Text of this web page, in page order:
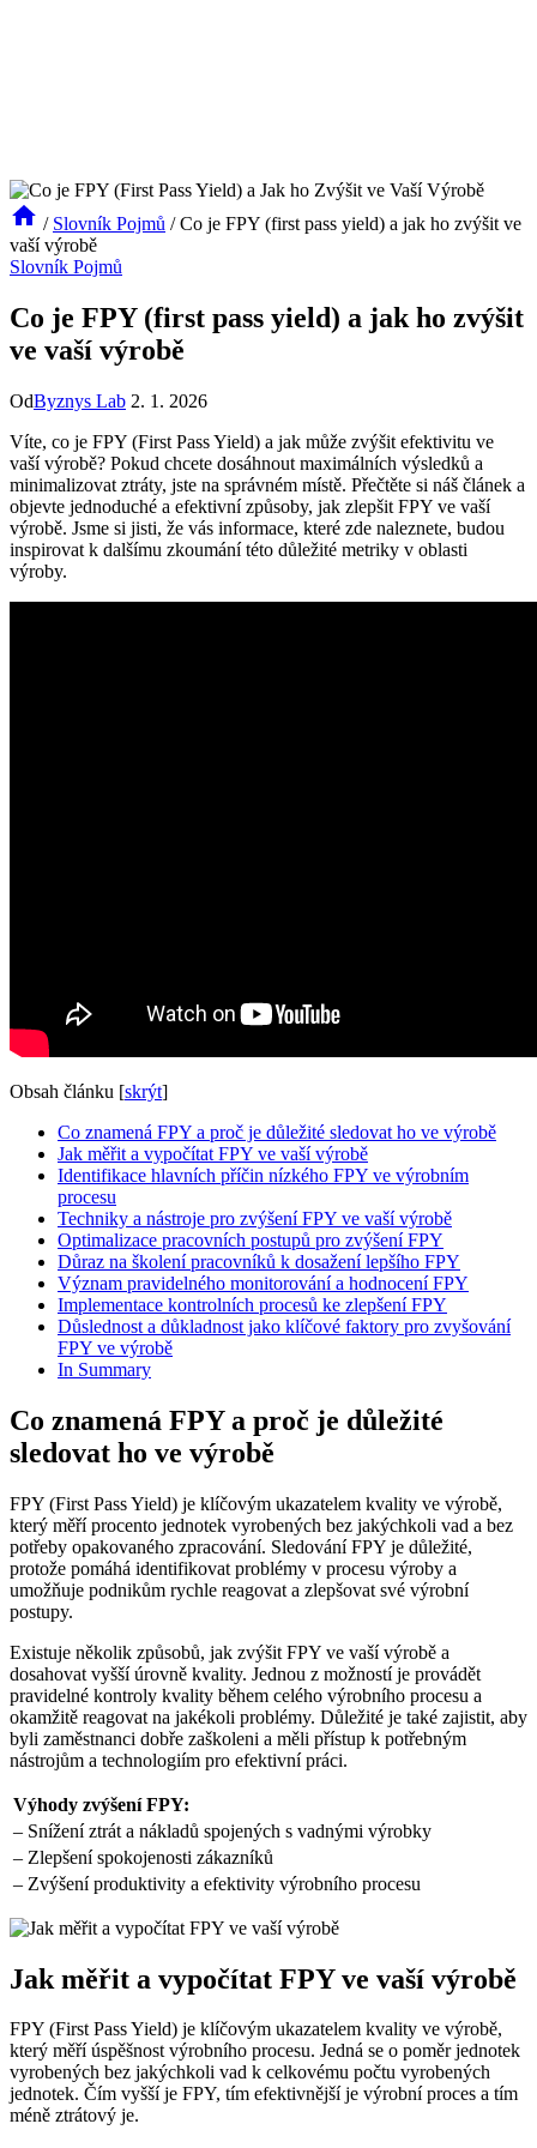
/ Slovník Pojmů / Co je FPY (first pass yield) a jak ho zvýšit ve
vaší výrobě
Slovník Pojmů
Co je FPY (first pass yield) a jak ho zvýšit
ve vaší výrobě
OdByznys Lab 2. 1. 2026
Víte, co je FPY (First Pass Yield) a jak může zvýšit efektivitu ve
vaší výrobě? Pokud chcete dosáhnout maximálních výsledků a
minimalizovat ztráty, jste na správném místě. Přečtěte si náš článek a
objevte jednoduché a efektivní způsoby, jak zlepšit FPY ve vaší
výrobě. Jsme si jisti, že vás informace, které zde naleznete, budou
inspirovat k dalšímu zkoumání této důležité metriky v oblasti
výroby.
Obsah článku [skrýt]
Co znamená FPY a proč je důležité sledovat ho ve výrobě
Jak měřit a vypočítat FPY ve vaší výrobě
Identifikace hlavních příčin nízkého FPY ve výrobním
procesu
Techniky a nástroje pro zvýšení FPY ve vaší výrobě
Optimalizace pracovních postupů pro zvýšení FPY
Důraz na školení pracovníků k dosažení lepšího FPY
Význam pravidelného monitorování a hodnocení FPY
Implementace kontrolních procesů ke zlepšení FPY
Důslednost a důkladnost jako klíčové faktory pro zvyšování
FPY ve výrobě
In Summary
Co znamená FPY a proč je důležité
sledovat ho ve výrobě
FPY (First Pass Yield) je klíčovým ukazatelem kvality ve výrobě,
který měří procento jednotek vyrobených bez jakýchkoli vad a bez
potřeby opakovaného zpracování. Sledování FPY je důležité,
protože pomáhá identifikovat problémy v procesu výroby a
umožňuje podnikům rychle reagovat a zlepšovat své výrobní
postupy.
Existuje několik způsobů, jak zvýšit FPY ve vaší výrobě a
dosahovat vyšší úrovně kvality. Jednou z možností je provádět
pravidelné kontroly kvality během celého výrobního procesu a
okamžitě reagovat na jakékoli problémy. Důležité je také zajistit, aby
byli zaměstnanci dobře zaškoleni a měli přístup k potřebným
nástrojům a technologiím pro efektivní práci.
Výhody zvýšení FPY:
– Snížení ztrát a nákladů spojených s vadnými výrobky
– Zlepšení spokojenosti zákazníků
– Zvýšení produktivity a efektivity výrobního procesu
Jak měřit a vypočítat FPY ve vaší výrobě
FPY (First Pass Yield) je klíčovým ukazatelem kvality ve výrobě,
který měří úspěšnost výrobního procesu. Jedná se o poměr jednotek
vyrobených bez jakýchkoli vad k celkovému počtu vyrobených
jednotek. Čím vyšší je FPY, tím efektivnější je výrobní proces a tím
méně ztrátový je.